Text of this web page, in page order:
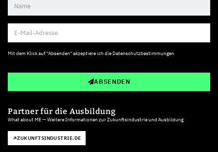
Mit dem Klick auf "Absenden" akzeptiere ich die Datenschutzbestimmungen
ABSENDEN
Partner für die Ausbildung
What about ME — Weitere Informationen zur Zukunftsindustrie und Ausbildung
ZUKUNFTSINDUSTRIE.DE